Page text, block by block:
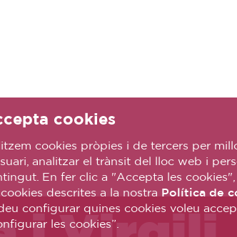
cookies
cookies pròpies i de tercers per
analitzar el trànsit del lloc web i
En fer clic a "Accepta les cookies",
cookies descrites a la nostra Política de
configurar quines cookies voleu
les cookies”.